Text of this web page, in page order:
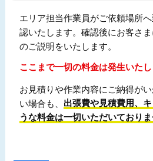
エリア担当作業員がご依頼場所
認いたします。確認後にお客さ
のご説明をいたします。
ここまで一切の料金は発生いたし
お見積りや作業内容にご納得が
い場合も、 出張費や見積費用、
うな料金は一切いただいておりま